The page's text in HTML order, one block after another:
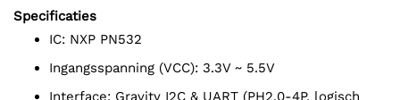
Specificaties
IC: NXP PN532
Ingangsspanning (VCC): 3.3V ~ 5.5V
Interface: Gravity I2C & UART (PH2.0-4P, logisch